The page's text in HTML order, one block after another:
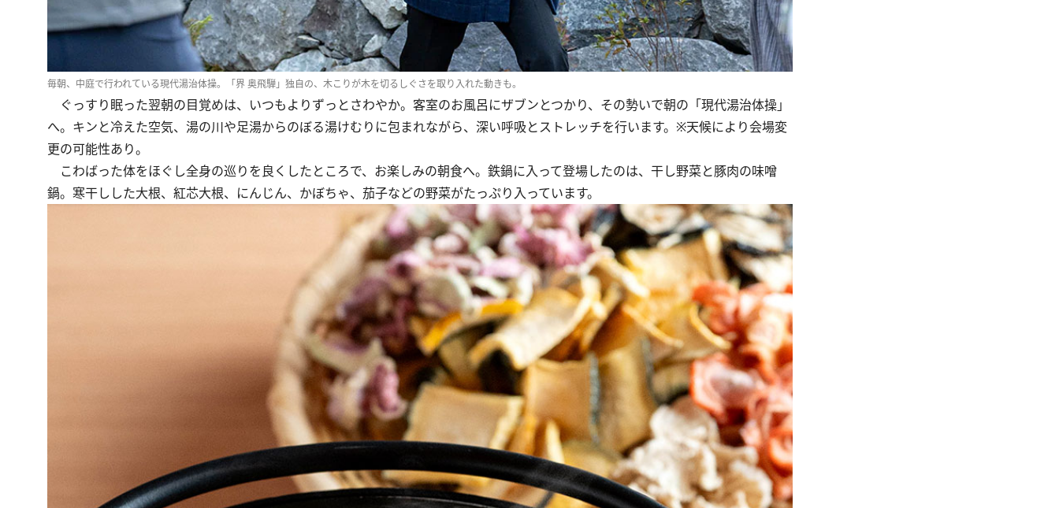
毎朝、中庭で行われている現代湯治体操。「界 奥飛騨」独自の、木こりが木を切るしぐさを取り入れた動きも。
ぐっすり眠った翌朝の目覚めは、いつもよりずっとさわやか。客室のお風呂にザブンとつかり、その勢いで朝の「現代湯治体操」
へ。キンと冷えた空気、湯の川や足湯からのぼる湯けむりに包まれながら、深い呼吸とストレッチを行います。※天候により会場変
更の可能性あり。
こわばった体をほぐし全身の巡りを良くしたところで、お楽しみの朝食へ。鉄鍋に入って登場したのは、干し野菜と豚肉の味噌
鍋。寒干しした大根、紅芯大根、にんじん、かぼちゃ、茄子などの野菜がたっぷり入っています。